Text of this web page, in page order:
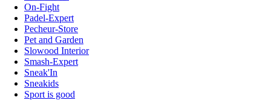
On-Fight
Padel-Expert
Pecheur-Store
Pet and Garden
Slowood Interior
Smash-Expert
Sneak'In
Sneakids
Sport is good